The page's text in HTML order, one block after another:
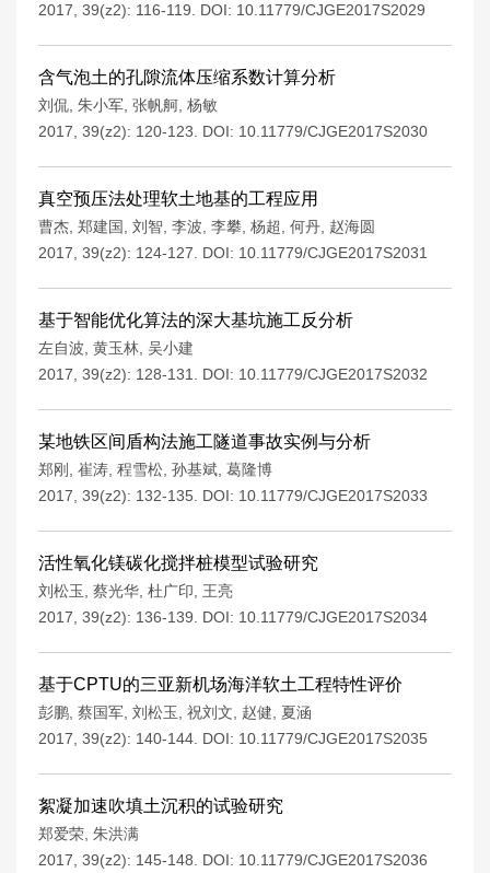
2017, 39(z2): 116-119. DOI: 10.11779/CJGE2017S2029
含气泡土的孔隙流体压缩系数计算分析
刘侃 朱小军 张帆舸 杨敏
2017, 39(z2): 120-123.
DOI: 10.11779/CJGE2017S2030
真空预压法处理软土地基的工程应用
曹杰 郑建国 刘智 李波 李攀 杨超 何丹 赵海圆
2017, 39(z2): 124-127.
DOI: 10.11779/CJGE2017S2031
基于智能优化算法的深大基坑施工反分析
左自波 黄玉林 吴小建
2017, 39(z2): 128-131.
DOI: 10.11779/CJGE2017S2032
某地铁区间盾构法施工隧道事故实例与分析
郑刚 崔涛 程雪松 孙基斌 葛隆博
2017, 39(z2): 132-135.
DOI: 10.11779/CJGE2017S2033
活性氧化镁碳化搅拌桩模型试验研究
刘松玉 蔡光华 杜广印
王亮
2017, 39(z2): 136-139.
DOI: 10.11779/CJGE2017S2034
基于CPTU的三亚新机场海洋软土工程特性评价
彭鹏 蔡国军 刘松玉 祝刘文 赵健
夏涵
2017, 39(z2): 140-144. DOI: 10.11779/CJGE2017S2035
絮凝加速吹填土沉积的试验研究
郑爱荣 朱洪满
2017, 39(z2): 145-148.
DOI: 10.11779/CJGE2017S2036